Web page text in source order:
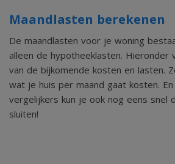
Maandlasten berekenen
De maandlasten voor je woning
alleen de hypotheeklasten. Hieronder
van de bijkomende kosten en lasten.
wat je huis per maand gaat kosten.
vergelijkers kun je ook nog eens snel
sluiten!